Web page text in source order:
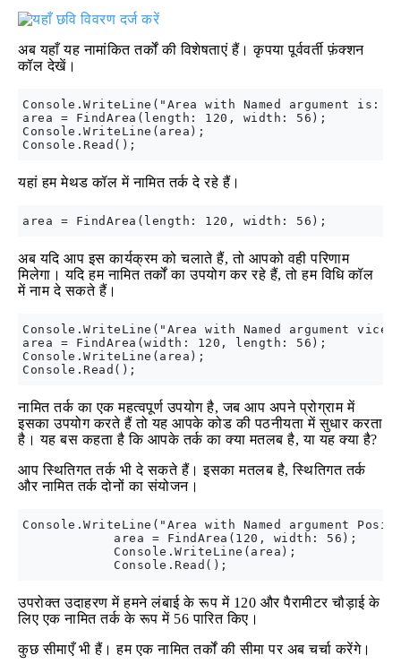
अब यहाँ यह नामांकित तर्कों की विशेषताएं हैं। कृपया पूर्ववर्ती फ़ंक्शन
कॉल देखें।
Console.WriteLine("Area with Named argument is:
area = FindArea(length: 120, width: 56);
Console.WriteLine(area);
यहां हम मेथड कॉल में नामित तर्क दे रहे हैं।
अब यदि आप इस कार्यक्रम को चलाते हैं, तो आपको वही परिणाम
मिलेगा। यदि हम नामित तर्कों का उपयोग कर रहे हैं, तो हम विधि कॉल
में नाम दे सकते हैं।
Console.WriteLine("Area with Named argument
area = FindArea(width: 120, length: 56);
Console.WriteLine(area);
नामित तर्क का एक महत्वपूर्ण उपयोग है, जब आप अपने प्रोग्राम में
इसका उपयोग करते हैं तो यह आपके कोड की पठनीयता में सुधार करता
है। यह बस कहता है कि आपके तर्क का क्या मतलब है, या यह क्या है?
आप स्थितिगत तर्क भी दे सकते हैं। इसका मतलब है, स्थितिगत तर्क
और नामित तर्क दोनों का संयोजन।
Console.WriteLine("Area with Named argument
            area = FindArea(120, width: 56);
            Console.WriteLine(area);
उपरोक्त उदाहरण में हमने लंबाई के रूप में 120 और पैरामीटर चौड़ाई के
लिए एक नामित तर्क के रूप में 56 पारित किए।
कुछ सीमाएँ भी हैं। हम एक नामित तर्कों की सीमा पर अब चर्चा करेंगे।